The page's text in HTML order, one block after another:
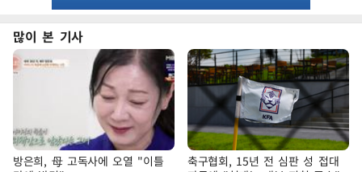
많이 본 기사
방은희, 母 고독사에 오열 "이틀
축구협회, 15년 전 심판 성 접대